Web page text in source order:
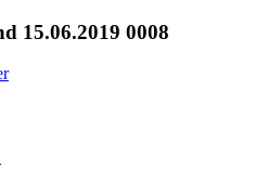
15.06.2019 0008